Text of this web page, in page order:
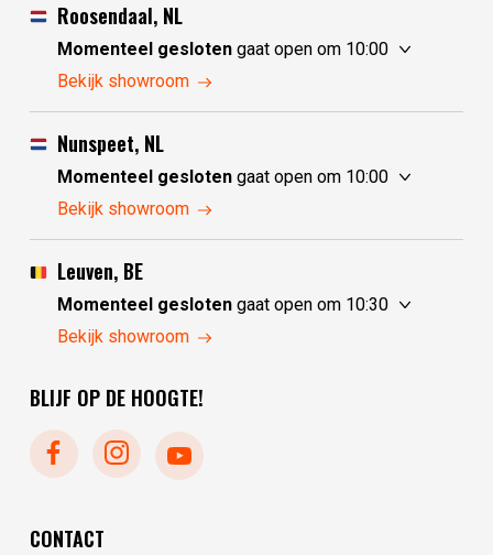
Roosendaal, NL
Momenteel geslotengaat open om 10:00
vrijdag
zaterdag
10:00 - 17:30
zondag
maandag
10:00 - 17:30
dinsdag
Bekijk showroom
Nunspeet, NL
Momenteel geslotengaat open om 10:00
vrijdag
zaterdag
10:00 - 17:30
zondag
maandag
gesloten
dinsdag
Bekijk showroom
Leuven, BE
Momenteel geslotengaat open om 10:30
vrijdag
zondag
dinsdag
woensdag
Bekijk showroom
BLIJF OP DE HOOGTE!
CONTACT